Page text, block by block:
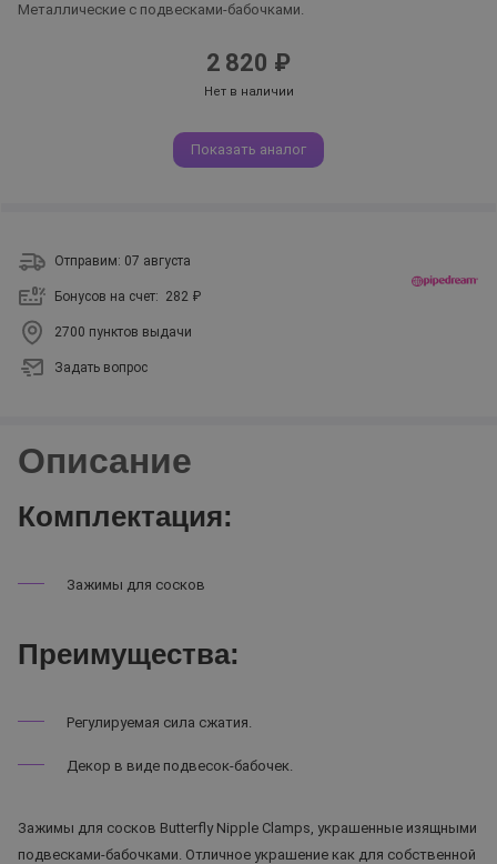
Металлические с подвесками-бабочками.
2 820 ₽
Нет в наличии
Показать аналог
Отправим: 07 августа
Бонусов на счет: 282 ₽
2700 пунктов выдачи
Задать вопрос
Описание
Комплектация:
Зажимы для сосков
Преимущества:
Регулируемая сила сжатия.
Декор в виде подвесок-бабочек.
Зажимы для сосков Butterfly Nipple Clamps, украшенные изящными
подвесками-бабочками. Отличное украшение как для собственной